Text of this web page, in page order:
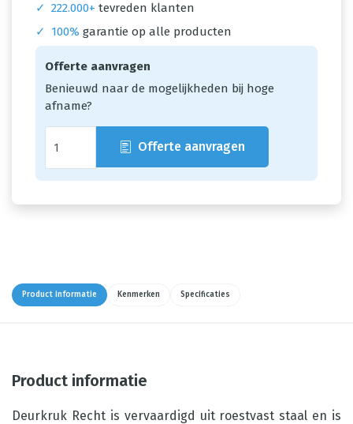
✓ 222.000+ tevreden klanten
✓
100% garantie op alle producten
Offerte aanvragen
Benieuwd naar de mogelijkheden bij hoge
afname?
Offerte aanvragen
Product informatie Kenmerken Specificaties
Product informatie
Deurkruk Recht is vervaardigd uit roestvast staal en is